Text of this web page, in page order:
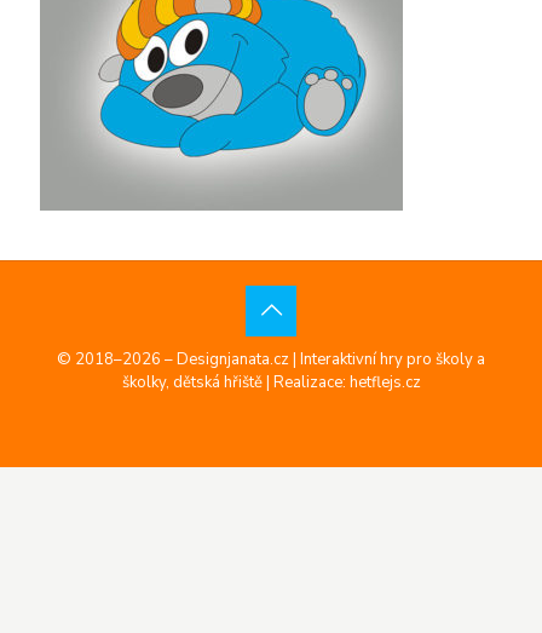
© 2018–2026 – Designjanata.cz | Interaktivní hry pro školy a
školky, dětská hřiště | Realizace: hetflejs.cz